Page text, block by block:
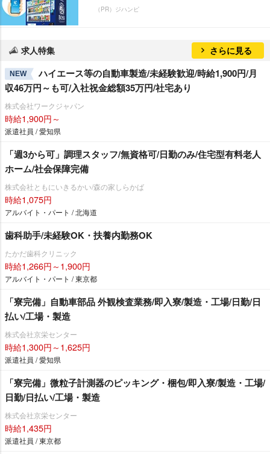
（PR）ジハンピ
求人特集 さらに見る
NEW
ハイエース等の自動車製造/未経験歓迎/時給1,900円/月
収46万円～も可/入社祝金総額35万円/社宅あり
株式会社ワークジャパン
時給1,900円～
派遣社員 / 愛知県
「週3から可」調理スタッフ/無資格可/日勤のみ/住宅型有料老人
ホーム/社会保障完備
株式会社ともにいきるかい/森の家しらかば
時給1,075円
アルバイト・パート / 北海道
歯科助手/未経験OK・扶養内勤務OK
たかだ歯科クリニック
時給1,266円～1,900円
アルバイト・パート / 東京都
「寮完備」自動車部品 外観検査業務/即入寮/製造・工場/日勤/日
払い/工場・製造
株式会社京栄センター
時給1,300円～1,625円
派遣社員 / 愛知県
「寮完備」微粒子計測器のピッキング・梱包/即入寮/製造・工場/
日勤/日払い/工場・製造
株式会社京栄センター
時給1,435円
派遣社員 / 東京都